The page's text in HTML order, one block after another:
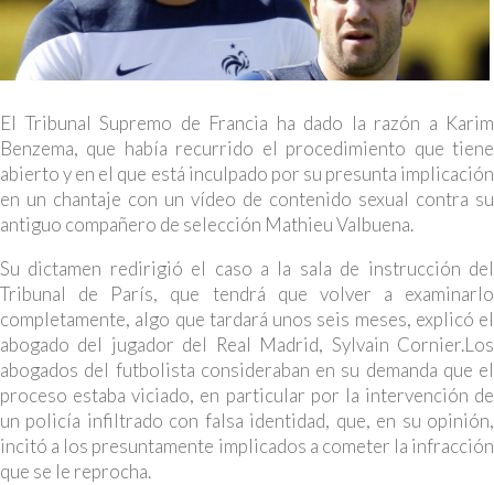
Risaralda
Pereira
El Tribunal Supremo de Francia ha dado la razón a Karim
Benzema, que había recurrido el procedimiento que tiene
abierto y en el que está inculpado por su presunta implicación
en un chantaje con un vídeo de contenido sexual contra su
antiguo compañero de selección Mathieu Valbuena.
Su dictamen redirigió el caso a la sala de instrucción del
Tribunal de París, que tendrá que volver a examinarlo
completamente, algo que tardará unos seis meses, explicó el
abogado del jugador del Real Madrid, Sylvain Cornier.Los
abogados del futbolista consideraban en su demanda que el
proceso estaba viciado, en particular por la intervención de
un policía infiltrado con falsa identidad, que, en su opinión,
incitó a los presuntamente implicados a cometer la infracción
que se le reprocha.